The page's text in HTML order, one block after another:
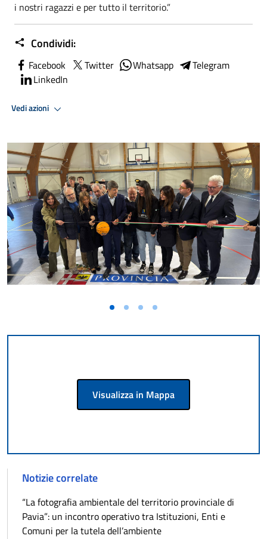
i nostri ragazzi e per tutto il territorio.”
Condividi:
Facebook Twitter Whatsapp
Telegram
LinkedIn
Vedi azioni
Visualizza in Mappa
Notizie correlate
“La fotografia ambientale del territorio provinciale di
Pavia”: un incontro operativo tra Istituzioni, Enti e
Comuni per la tutela dell’ambiente